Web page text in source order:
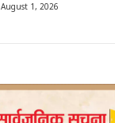
August 1, 2026